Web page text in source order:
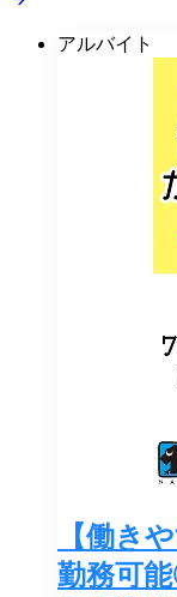
アルバイト
【働き
勤務可